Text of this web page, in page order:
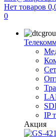
Нет товаров
0
IP
Акция